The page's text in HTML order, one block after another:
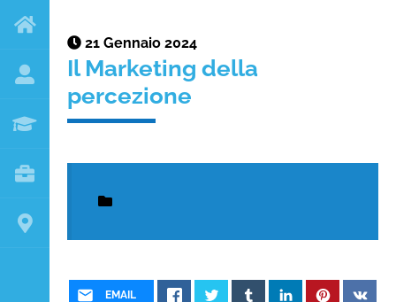
21 Gennaio 2024
Il Marketing della
percezione
EMAIL